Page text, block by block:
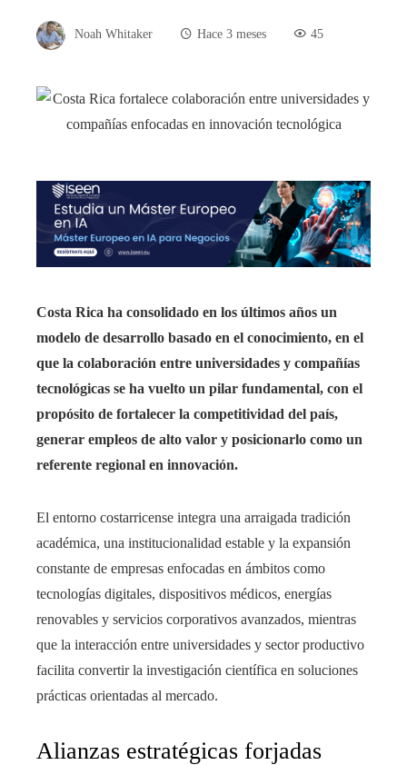
Noah Whitaker Hace 3 meses 45
Costa Rica ha consolidado en los últimos años un
modelo de desarrollo basado en el conocimiento, en el
que la colaboración entre universidades y compañías
tecnológicas se ha vuelto un pilar fundamental, con el
propósito de fortalecer la competitividad del país,
generar empleos de alto valor y posicionarlo como un
referente regional en innovación.
El entorno costarricense integra una arraigada tradición
académica, una institucionalidad estable y la expansión
constante de empresas enfocadas en ámbitos como
tecnologías digitales, dispositivos médicos, energías
renovables y servicios corporativos avanzados, mientras
que la interacción entre universidades y sector productivo
facilita convertir la investigación científica en soluciones
prácticas orientadas al mercado.
Alianzas estratégicas forjadas